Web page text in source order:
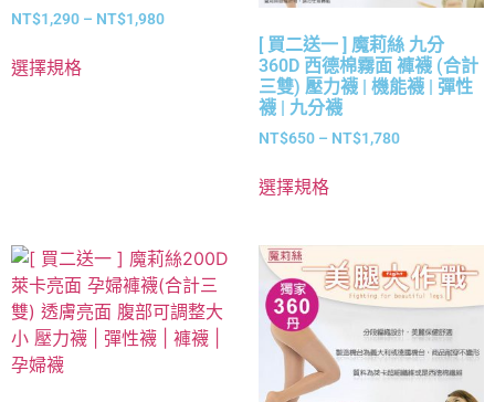
NT$1,290 – NT$1,980
選擇規格
[ 買二送一 ] 魔莉絲 九分
360D 西德棉霧面 褲襪 (合計
三雙) 壓力襪 | 機能襪 | 彈性
襪 | 九分襪
NT$650 – NT$1,780
選擇規格